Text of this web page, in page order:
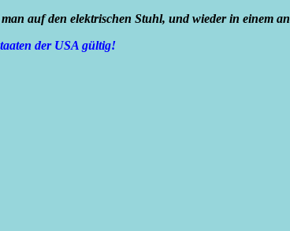
auf den elektrischen Stuhl, und wieder in einem
der USA gültig!